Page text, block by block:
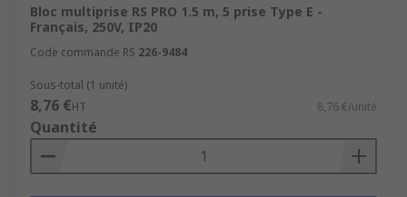
Bloc multiprise RS PRO 1.5 m, 5 prise Type E -
Français, 250V, IP20
Code commande RS 226-9484
Sous-total (1 unité)
8,76 €HT 8,76 €/unité
Quantité